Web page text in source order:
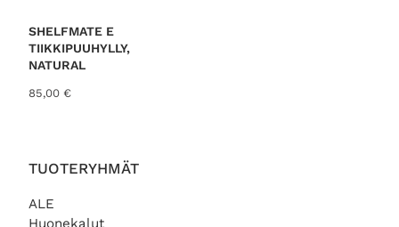
TUOTERYHMÄT
ALE
SHELFMATE E
TIIKKIPUUHYLLY,
NATURAL
85,00 €